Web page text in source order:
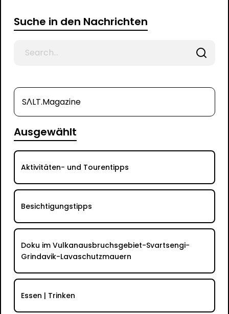
Suche in den Nachrichten
SΛLT.Magazine
Ausgewählt
Aktivitäten- und Tourentipps
Besichtigungstipps
Doku im Vulkanausbruchsgebiet-Svartsengi-
Grindavik-Lavaschutzmauern
Essen | Trinken